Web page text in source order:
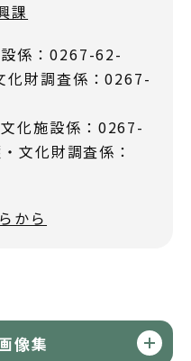
課
係：0267-62-
財調査係：0267-
化施設係：0267-
化財調査係：
から
像集